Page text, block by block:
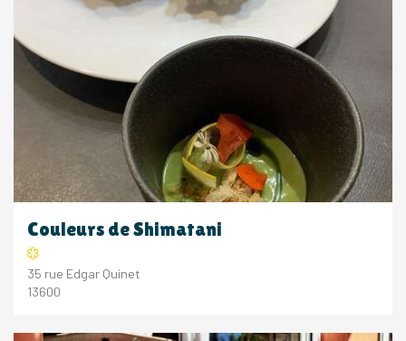
Couleurs de Shimatani
35 rue Edgar Quinet
13600